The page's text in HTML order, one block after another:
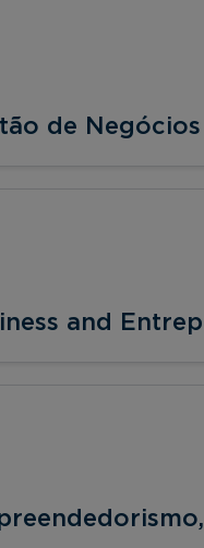
de
and